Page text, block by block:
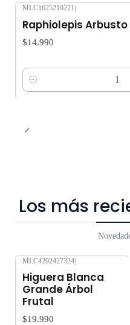
MLC1625219221
Raphiolepis
$14.990
Cantidad
Los más
MLC4292427324|
Higuera Blanca
Grande Árbol
Frutal
$19.990